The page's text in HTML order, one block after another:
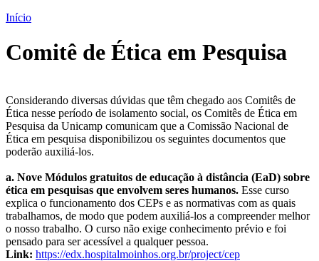
Início
Comitê de Ética em Pesquisa
Considerando diversas dúvidas que têm chegado aos Comitês de
Ética nesse período de isolamento social, os Comitês de Ética em
Pesquisa da Unicamp comunicam que a Comissão Nacional de
Ética em pesquisa disponibilizou os seguintes documentos que
poderão auxiliá-los.
a. Nove Módulos gratuitos de educação à distância (EaD) sobre
ética em pesquisas que envolvem seres humanos. Esse curso
explica o funcionamento dos CEPs e as normativas com as quais
trabalhamos, de modo que podem auxiliá-los a compreender melhor
o nosso trabalho. O curso não exige conhecimento prévio e foi
pensado para ser acessível a qualquer pessoa.
Link: https://edx.hospitalmoinhos.org.br/project/cep